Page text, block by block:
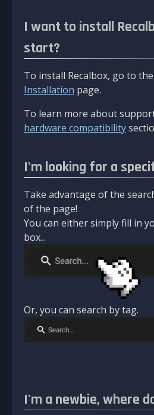
I want to install
start?
To install Recalbox, go to the
Installation page.
To learn more about
hardware compatibility
I'm looking for a
Take advantage of the
of the page!
You can either simply fill in
box...
Or, you can search by tag.
I'm a newbie, where